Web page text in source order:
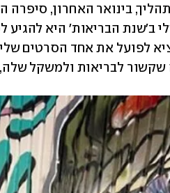
לבריאות ולמשקל שלה,